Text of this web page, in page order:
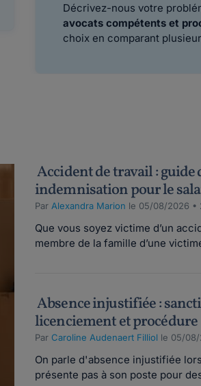
Décrivez-nous votre
avocats compétents et
choix en comparant
Accident de travail : guide
indemnisation pour le
Par Alexandra Marion le 05/08/2026 •
Que vous soyez victime d’un
membre de la famille d’une
Absence injustifiée :
licenciement et procédure
Par Caroline Audenaert Filliol le 05/08/
On parle d'absence injustifiée
présente pas à son poste pour